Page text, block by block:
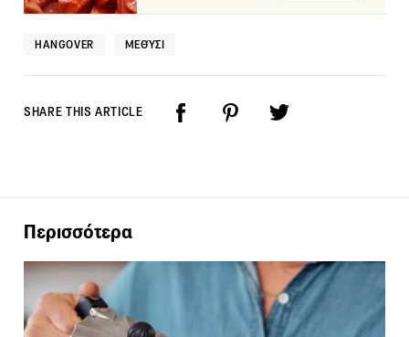
HANGOVER ΜΕΘΎΣΙ
SHARE THIS ARTICLE
Περισσότερα